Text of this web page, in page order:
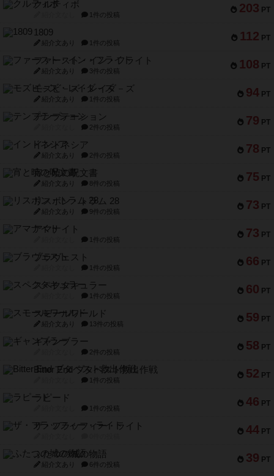
203 PT
クルティボ
1件の投稿
112 PT
1809
紹介文あり 1件の投稿
108 PT
ファースト・イン・フライト
紹介文あり 3件の投稿
94 PT
モズビ－ズ・レイダ－ズ
紹介文あり 1件の投稿
79 PT
テンプテーション
2件の投稿
78 PT
インドネシア
紹介文あり 2件の投稿
75 PT
宵と暁の呪文書
紹介文あり 8件の投稿
73 PT
リスボン・トラム 28
紹介文あり 9件の投稿
73 PT
アマナイト
1件の投稿
66 PT
ブラヴェスト
1件の投稿
60 PT
スペクタキュラー
1件の投稿
59 PT
スモールワールド
紹介文あり 13件の投稿
58 PT
ギャンブラー
2件の投稿
52 PT
Bitter End ブタペスト救出作戦
1件の投稿
46 PT
ラピード
1件の投稿
44 PT
ザ・フラッフィー・ライト
39 PT
ふたつの城の物語
紹介文あり 6件の投稿